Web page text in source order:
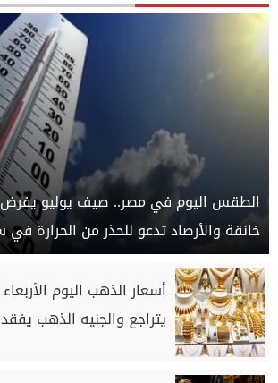
الطقس اليوم في مصر.. صيف يوليو يفرض
خانقة والأرصاد تدعو للحذر من الحرارة في
يتراجع والجنيه الذهب